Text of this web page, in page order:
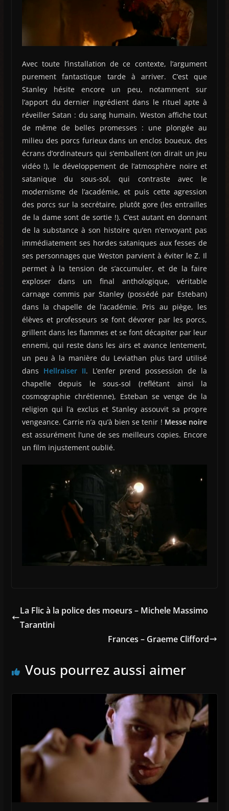
Avec toute l’installation de ce contexte, l’argument
purement fantastique tarde à arriver. C’est que
Stanley hésite encore un peu, notamment sur
l’apport du dernier ingrédient dans le rituel apte à
réveiller Satan : du sang humain. Weston affiche tout
de même de belles promesses : une plongée au
milieu des porcs furieux dans un enclos boueux, des
écrans d’ordinateurs qui s’emballent (on dirait un jeu
vidéo !), le développement de l’atmosphère noire et
satanique du sous-sol, qui contraste avec le
modernisme de l’académie, et puis cette agression
des porcs sur la secrétaire, plutôt gore (les entrailles
de la dame sont de sortie !). C’est autant en donnant
de la substance à son histoire qu’en n’envoyant pas
immédiatement ses hordes sataniques aux fesses de
ses personnages que Weston parvient à éviter le Z. Il
permet à la tension de s’accumuler, et de la faire
exploser dans un final anthologique, véritable
carnage commis par Stanley (possédé par Esteban)
dans la chapelle de l’académie. Pris au piège, les
élèves et professeurs se font dévorer par les porcs,
grillent dans les flammes et se font décapiter par leur
ennemi, qui reste dans les airs et avance lentement,
un peu à la manière du Leviathan plus tard utilisé
dans Hellraiser II. L’enfer prend possession de la
chapelle depuis le sous-sol (reflétant ainsi la
cosmographie chrétienne), Esteban se venge de la
religion qui l’a exclus et Stanley assouvit sa propre
vengeance. Carrie n’a qu’à bien se tenir ! Messe noire
est assurément l’une de ses meilleurs copies. Encore
un film injustement oublié.
La Flic à la police des moeurs – Michele Massimo
Tarantini
Frances – Graeme Clifford
Vous pourrez aussi aimer